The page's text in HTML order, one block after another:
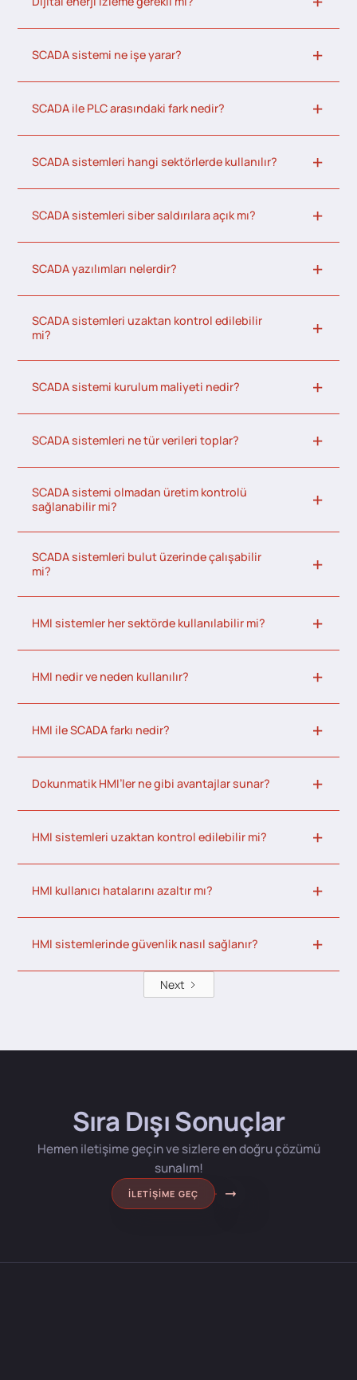
SCADA sistemi ne işe yarar?
SCADA ile PLC arasındaki fark nedir?
SCADA sistemleri hangi sektörlerde kullanılır?
SCADA sistemleri siber saldırılara açık mı?
SCADA yazılımları nelerdir?
SCADA sistemleri uzaktan kontrol edilebilir
mi?
SCADA sistemi kurulum maliyeti nedir?
SCADA sistemleri ne tür verileri toplar?
SCADA sistemi olmadan üretim kontrolü
sağlanabilir mi?
SCADA sistemleri bulut üzerinde çalışabilir
mi?
HMI sistemler her sektörde kullanılabilir mi?
HMI nedir ve neden kullanılır?
HMI ile SCADA farkı nedir?
Dokunmatik HMI’ler ne gibi avantajlar sunar?
HMI sistemleri uzaktan kontrol edilebilir mi?
HMI kullanıcı hatalarını azaltır mı?
HMI sistemlerinde güvenlik nasıl sağlanır?
Next
Sıra Dışı Sonuçlar
Hemen iletişime geçin ve sizlere en doğru çözümü
sunalım!
İLETIŞIME GEÇ